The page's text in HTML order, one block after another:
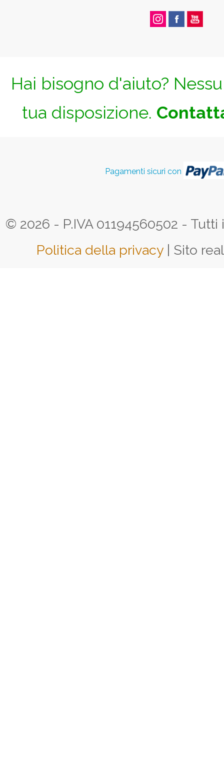
Hai bisogno d'aiuto?
tua disposizione.
Pagamenti sicuri con
© 2026 - P.IVA 01194560502 -
Politica della privacy | Sito